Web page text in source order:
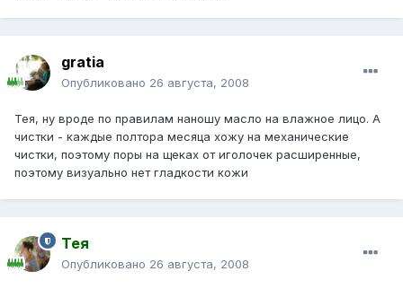
gratia
Опубликовано 26 августа, 2008
Тея, ну вроде по правилам наношу масло на влажное лицо. А
чистки - каждые полтора месяца хожу на механические
чистки, поэтому поры на щеках от иголочек расширенные,
поэтому визуально нет гладкости кожи
Тея
Опубликовано 26 августа, 2008